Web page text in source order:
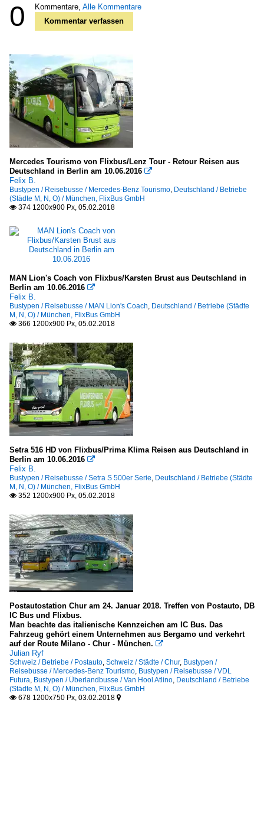
0 Kommentare, Alle Kommentare
Kommentar verfassen
Mercedes Tourismo von Flixbus/Lenz Tour - Retour Reisen aus
Deutschland in Berlin am 10.06.2016 
Felix B.
Bustypen / Reisebusse / Mercedes-Benz Tourismo, Deutschland / Betriebe
(Städte M, N, O) / München, FlixBus GmbH
 374 1200x900 Px, 05.02.2018
MAN Lion's Coach von Flixbus/Karsten Brust aus Deutschland in
Berlin am 10.06.2016 
Felix B.
Bustypen / Reisebusse / MAN Lion's Coach, Deutschland / Betriebe (Städte
M, N, O) / München, FlixBus GmbH
 366 1200x900 Px, 05.02.2018
Setra 516 HD von Flixbus/Prima Klima Reisen aus Deutschland in
Berlin am 10.06.2016 
Felix B.
Bustypen / Reisebusse / Setra S 500er Serie, Deutschland / Betriebe (Städte
M, N, O) / München, FlixBus GmbH
 352 1200x900 Px, 05.02.2018
Postautostation Chur am 24. Januar 2018. Treffen von Postauto, DB
IC Bus und Flixbus.
Man beachte das italienische Kennzeichen am IC Bus. Das
Fahrzeug gehört einem Unternehmen aus Bergamo und verkehrt
auf der Route Milano - Chur - München. 
Julian Ryf
Schweiz / Betriebe / Postauto, Schweiz / Städte / Chur, Bustypen /
Reisebusse / Mercedes-Benz Tourismo, Bustypen / Reisebusse / VDL
Futura, Bustypen / Überlandbusse / Van Hool Atlino, Deutschland / Betriebe
(Städte M, N, O) / München, FlixBus GmbH
 678 1200x750 Px, 03.02.2018 